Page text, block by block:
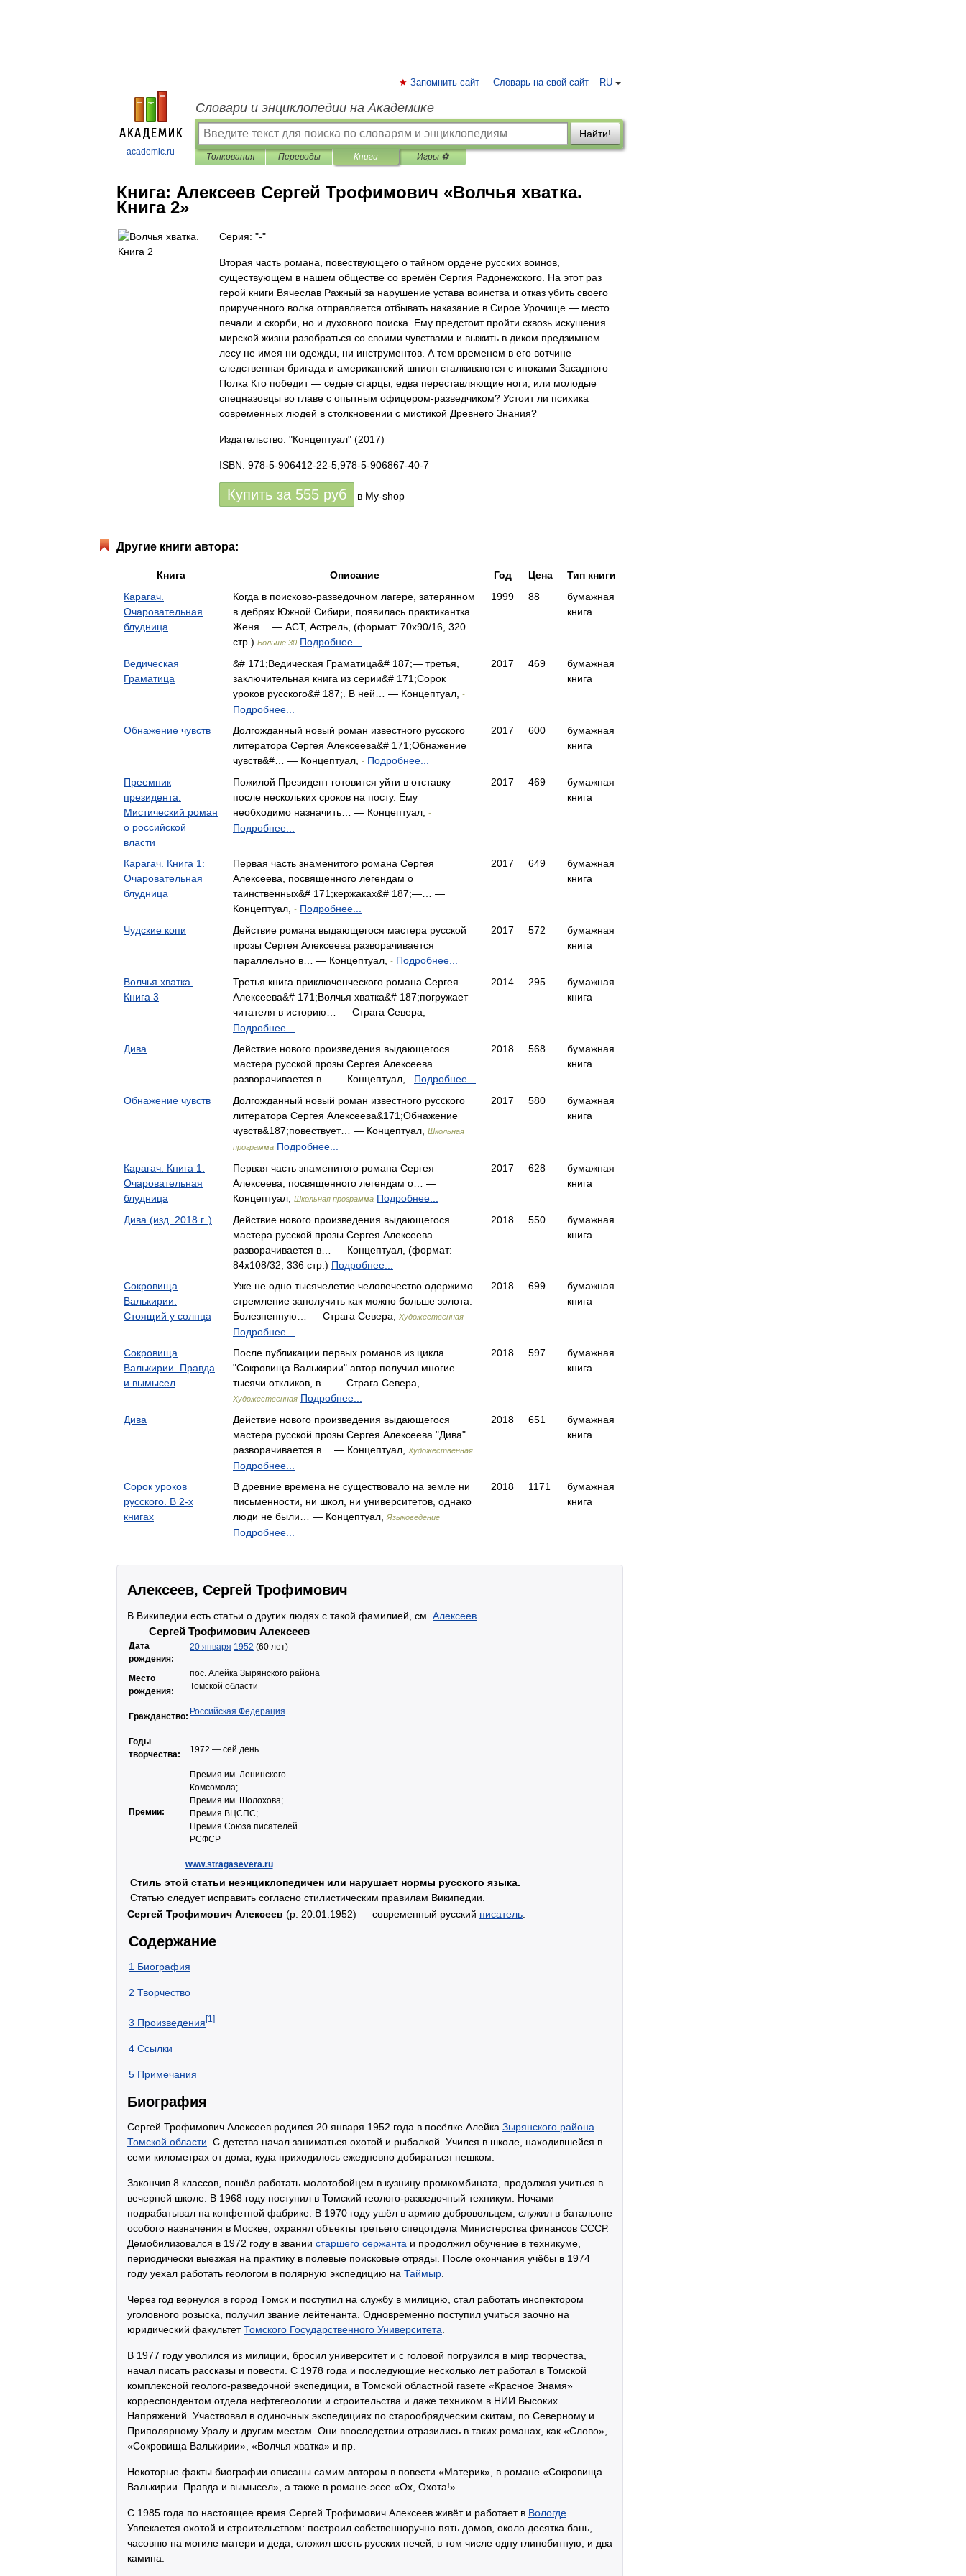
academic.ru
RU
Запомнить сайт Словарь на свой сайт
Словари и энциклопедии на Академике
Найти!
Толкования Переводы Книги Игры ⚽
Книга: Алексеев Сергей Трофимович «Волчья хватка.
Книга 2»
Серия: "-"
Вторая часть романа, повествующего о тайном ордене русских воинов,
существующем в нашем обществе со времён Сергия Радонежского. На этот раз
герой книги Вячеслав Ражный за нарушение устава воинства и отказ убить своего
прирученного волка отправляется отбывать наказание в Сирое Урочище — место
печали и скорби, но и духовного поиска. Ему предстоит пройти сквозь искушения
мирской жизни разобраться со своими чувствами и выжить в диком предзимнем
лесу не имея ни одежды, ни инструментов. А тем временем в его вотчине
следственная бригада и американский шпион сталкиваются с иноками Засадного
Полка Кто победит — седые старцы, едва переставляющие ноги, или молодые
спецназовцы во главе с опытным офицером-разведчиком? Устоит ли психика
современных людей в столкновении с мистикой Древнего Знания?
Издательство: "Концептуал" (2017)
ISBN: 978-5-906412-22-5,978-5-906867-40-7
Купить за 555 руб в My-shop
Другие книги автора:
Книга Описание Год Цена
Тип книги
Карагач.
Очаровательная
блудница
Когда в поисково-разведочном лагере, затерянном
в дебрях Южной Сибири, появилась практикантка
Женя… — АСТ, Астрель, (формат: 70x90/16, 320
стр.) Больше 30 Подробнее...
1999 88
бумажная
книга
Ведическая
Граматица
&# 171;Ведическая Граматица&# 187;— третья,
заключительная книга из серии&# 171;Сорок
уроков русского&# 187;. В ней… — Концептуал,
-
Подробнее...
2017 469
бумажная
книга
Обнажение чувств
Долгожданный новый роман известного русского
литератора Сергея Алексеева&# 171;Обнажение
чувств&#… — Концептуал,
- Подробнее...
2017 600
бумажная
книга
Преемник
президента.
Мистический роман
о российской
власти
Пожилой Президент готовится уйти в отставку
после нескольких сроков на посту. Ему
необходимо назначить… — Концептуал,
-
Подробнее...
2017 469
бумажная
книга
Карагач. Книга 1:
Очаровательная
блудница
Первая часть знаменитого романа Сергея
Алексеева, посвященного легендам о
таинственных&# 171;кержаках&# 187;—… —
Концептуал,
- Подробнее...
2017 649
бумажная
книга
Чудские копи
Действие романа выдающегося мастера русской
прозы Сергея Алексеева разворачивается
параллельно в… — Концептуал,
- Подробнее...
2017 572
бумажная
книга
Волчья хватка.
Книга 3
Третья книга приключенческого романа Сергея
Алексеева&# 171;Волчья хватка&# 187;погружает
читателя в историю… — Страга Севера,
-
Подробнее...
2014 295
бумажная
книга
Дива
Действие нового произведения выдающегося
мастера русской прозы Сергея Алексеева
разворачивается в… — Концептуал,
- Подробнее...
2018 568
бумажная
книга
Обнажение чувств
Долгожданный новый роман известного русского
литератора Сергея Алексеева&171;Обнажение
чувств&187;повествует… — Концептуал,
Школьная
программа Подробнее...
2017 580
бумажная
книга
Карагач. Книга 1:
Очаровательная
блудница
Первая часть знаменитого романа Сергея
Алексеева, посвященного легендам о… —
Концептуал,
Школьная программа Подробнее...
2017 628
бумажная
книга
Дива (изд. 2018 г. )
Действие нового произведения выдающегося
мастера русской прозы Сергея Алексеева
разворачивается в… — Концептуал, (формат:
84x108/32, 336 стр.) Подробнее...
2018 550
бумажная
книга
Сокровища
Валькирии.
Стоящий у солнца
Уже не одно тысячелетие человечество одержимо
стремление заполучить как можно больше золота.
Болезненную… — Страга Севера,
Художественная
Подробнее...
2018 699
бумажная
книга
Сокровища
Валькирии. Правда
и вымысел
После публикации первых романов из цикла
"Сокровища Валькирии" автор получил многие
тысячи откликов, в… — Страга Севера,
Художественная Подробнее...
2018 597
бумажная
книга
Дива
Действие нового произведения выдающегося
мастера русской прозы Сергея Алексеева "Дива"
разворачивается в… — Концептуал,
Художественная
Подробнее...
2018 651
бумажная
книга
Сорок уроков
русского. В 2-х
книгах
В древние времена не существовало на земле ни
письменности, ни школ, ни университетов, однако
люди не были… — Концептуал,
Языковедение
Подробнее...
2018 1171
бумажная
книга
Алексеев, Сергей Трофимович
В Википедии есть статьи о других людях с такой фамилией, см. Алексеев
Сергей Трофимович Алексеев
Дата
рождения:
20 января 1952 (60 лет)
Место
рождения:
пос. Алейка Зырянского района
Томской области
Гражданство: Российская Федерация
Годы
творчества:
1972 — сей день
Премии:
Премия им. Ленинского
Комсомола;
Премия им. Шолохова;
Премия ВЦСПС;
Премия Союза писателей
РСФСР
www.stragasevera.ru
Стиль этой статьи неэнциклопедичен или нарушает нормы русского языка.
Статью следует исправить согласно стилистическим правилам Википедии.
Сергей Трофимович Алексеев (р. 20.01.1952) — современный русский писатель
Содержание
1 Биография
2 Творчество
3 Произведения[1]
4 Ссылки
5 Примечания
Биография
Сергей Трофимович Алексеев родился 20 января 1952 года в посёлке Алейка Зырянского района
Томской области . С детства начал заниматься охотой и рыбалкой. Учился в школе, находившейся в
семи километрах от дома, куда приходилось ежедневно добираться пешком.
Закончив 8 классов, пошёл работать молотобойцем в кузницу промкомбината, продолжая учиться в
вечерней школе. В 1968 году поступил в Томский геолого-разведочный техникум. Ночами
подрабатывал на конфетной фабрике. В 1970 году ушёл в армию добровольцем, служил в батальоне
особого назначения в Москве, охранял объекты третьего спецотдела Министерства финансов СССР.
Демобилизовался в 1972 году в звании старшего сержанта и продолжил обучение в техникуме,
периодически выезжая на практику в полевые поисковые отряды. После окончания учёбы в 1974
году уехал работать геологом в полярную экспедицию на Таймыр
Через год вернулся в город Томск и поступил на службу в милицию, стал работать инспектором
уголовного розыска, получил звание лейтенанта. Одновременно поступил учиться заочно на
юридический факультетТомского Государственного Университета
В 1977 году уволился из милиции, бросил университет и с головой погрузился в мир творчества,
начал писать рассказы и повести. С 1978 года и последующие несколько лет работал в Томской
комплексной геолого-разведочной экспедиции, в Томской областной газете «Красное Знамя»
корреспондентом отдела нефтегеологии и строительства и даже техником в НИИ Высоких
Напряжений. Участвовал в одиночных экспедициях по старообрядческим скитам, по Северному и
Приполярному Уралу и другим местам. Они впоследствии отразились в таких романах, как «Слово»,
«Сокровища Валькирии», «Волчья хватка» и пр.
Некоторые факты биографии описаны самим автором в повести «Материк», в романе «Сокровища
Валькирии. Правда и вымысел», а также в романе-эссе «Ох, Охота!».
С 1985 года по настоящее время Сергей Трофимович Алексеев живёт и работает в Вологде
Увлекается охотой и строительством: построил собственноручно пять домов, около десятка бань,
часовню на могиле матери и деда, сложил шесть русских печей, в том числе одну глинобитную, и два
камина.